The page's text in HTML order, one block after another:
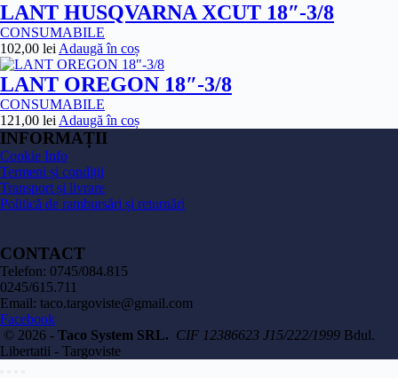
LANT HUSQVARNA XCUT 18″-3/8
CONSUMABILE
102,00 lei Adaugă în coș
LANT OREGON 18″-3/8
CONSUMABILE
121,00 lei Adaugă în coș
INFORMAȚII
Cookie Info
Termeni și condiții
Transport și livrare
Politică de rambursări și returnări
CONTACT
Telefon: 0745/084.815
0245/615.711
Email: taco.targoviste@gmail.com
Facebook
© 2026 - Taco System SRL. CIF 12386623 J15/222/1999 Bdul.
Libertatii - Targoviste